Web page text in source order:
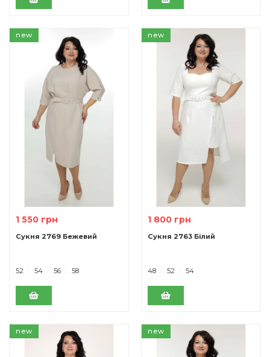
new
1 550 грн
Сукня 2769 Бежевий
52 54 56 58
new
1 800 грн
Cукня 2763 Білий
48 52 54
new new